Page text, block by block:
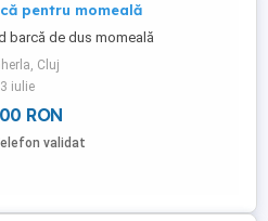
pentru momeală
barcă de dus momeală
Cluj
iulie
RON
validat